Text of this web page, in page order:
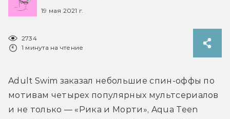
19 мая 2021 г.
2734
1 минута на чтение
Adult Swim заказал небольшие спин-оффы по
мотивам четырех популярных мультсериалов
и не только — «Рика и Морти», Aqua Teen